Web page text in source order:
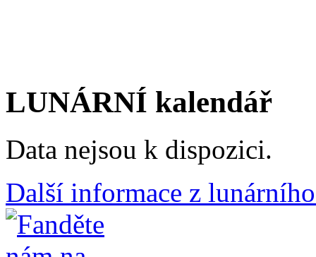
LUNÁRNÍ kalendář
Data nejsou k dispozici.
Další informace z